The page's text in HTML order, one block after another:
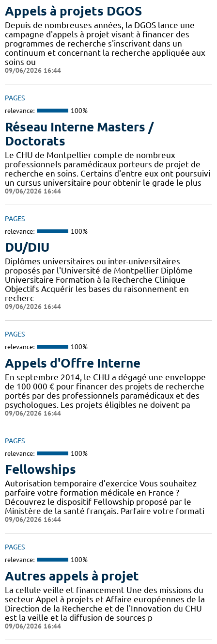
Appels à projets DGOS
Depuis de nombreuses années, la DGOS lance une
campagne d'appels à projet visant à financer des
programmes de recherche s'inscrivant dans un
continuum et concernant la recherche appliquée aux
soins ou
09/06/2026 16:44
PAGES
relevance: 100%
Réseau Interne Masters /
Doctorats
Le CHU de Montpellier compte de nombreux
professionnels paramédicaux porteurs de projet de
recherche en soins. Certains d'entre eux ont poursuivi
un cursus universitaire pour obtenir le grade le plus
09/06/2026 16:44
PAGES
relevance: 100%
DU/DIU
Diplômes universitaires ou inter-universitaires
proposés par l'Université de Montpellier Diplôme
Universitaire Formation à la Recherche Clinique
Objectifs Acquérir les bases du raisonnement en
recherc
09/06/2026 16:44
PAGES
relevance: 100%
Appels d'Offre Interne
En septembre 2014, le CHU a dégagé une enveloppe
de 100 000 € pour financer des projets de recherche
portés par des professionnels paramédicaux et des
psychologues. Les projets éligibles ne doivent pa
09/06/2026 16:44
PAGES
relevance: 100%
Fellowships
Autorisation temporaire d’exercice Vous souhaitez
parfaire votre formation médicale en France ?
Découvrez le dispositif Fellowship proposé par le
Ministère de la santé français. Parfaire votre formati
09/06/2026 16:44
PAGES
relevance: 100%
Autres appels à projet
La cellule veille et financement Une des missions du
secteur Appel à projets et Affaire européennes de la
Direction de la Recherche et de l'Innovation du CHU
est la veille et la diffusion de sources p
09/06/2026 16:44